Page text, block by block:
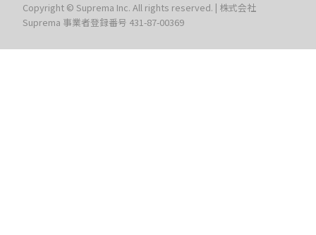
Copyright © Suprema Inc. All rights reserved. | 株式会社
Suprema 事業者登録番号 431-87-00369